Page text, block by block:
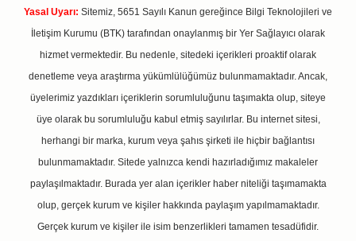
Yasal Uyarı: Sitemiz, 5651 Sayılı Kanun gereğince Bilgi Teknolojileri ve
İletişim Kurumu (BTK) tarafından onaylanmış bir Yer Sağlayıcı olarak
hizmet vermektedir. Bu nedenle, sitedeki içerikleri proaktif olarak
denetleme veya araştırma yükümlülüğümüz bulunmamaktadır. Ancak,
üyelerimiz yazdıkları içeriklerin sorumluluğunu taşımakta olup, siteye
üye olarak bu sorumluluğu kabul etmiş sayılırlar. Bu internet sitesi,
herhangi bir marka, kurum veya şahıs şirketi ile hiçbir bağlantısı
bulunmamaktadır. Sitede yalnızca kendi hazırladığımız makaleler
paylaşılmaktadır. Burada yer alan içerikler haber niteliği taşımamakta
olup, gerçek kurum ve kişiler hakkında paylaşım yapılmamaktadır.
Gerçek kurum ve kişiler ile isim benzerlikleri tamamen tesadüfidir.